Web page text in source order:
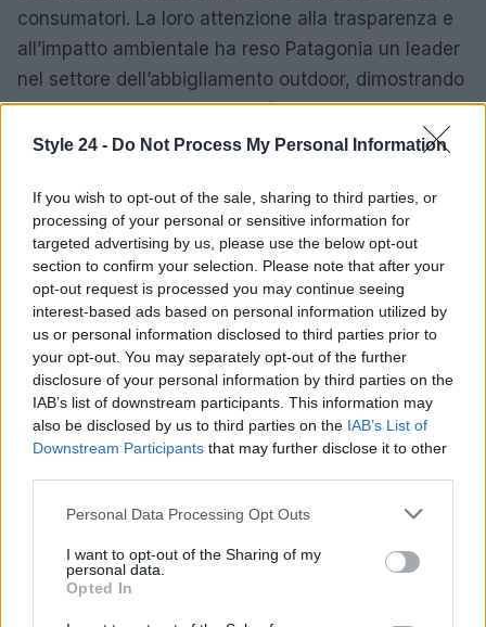
Style 24 - Do Not Process My Personal Information
If you wish to opt-out of the sale, sharing to third parties, or
processing of your personal or sensitive information for
targeted advertising by us, please use the below opt-out
section to confirm your selection. Please note that after your
opt-out request is processed you may continue seeing
interest-based ads based on personal information utilized by
us or personal information disclosed to third parties prior to
your opt-out. You may separately opt-out of the further
disclosure of your personal information by third parties on the
IAB’s list of downstream participants. This information may
also be disclosed by us to third parties on the IAB’s List of
Downstream Participants that may further disclose it to other
Please note that this website/app uses one or more Google
not limited to your visit or usage behaviour. You may click to
grant or deny consent to Google and its third-party tags to
use your data for below specified purposes in below Google
consent section.
Personal Data Processing Opt Outs
I want to opt-out of the Sharing of my
personal data.
Opted In
consumatori. La loro attenzione alla trasparenza e
all’impatto ambientale ha reso Patagonia un leader
nel settore dell’abbigliamento outdoor, dimostrando
che le pratiche di sostenibilità possono tradursi in
successo commerciale.
Roadmap per il futuro
Per le aziende che desiderano rimanere
competitive nel mercato globale, è fondamentale
sviluppare una chiara roadmap per lasostenibilità
Ciò implica non solo l’implementazione di pratiche
sostenibili, ma anche l’integrazione di questi
principi nelle strategie aziendali a lungo termine. Le
aziende devono essere pronte a innovare e ad
adattarsi alle nuove sfide, mantenendo un
approccio proattivo verso la sostenibilità.
devono affrontare con serietà. Le aziende che
abbracciano questa visione possono non solo